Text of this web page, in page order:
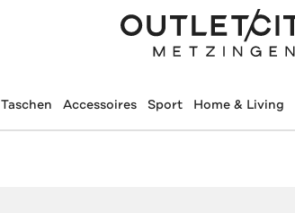
Taschen Accessoires Sport Home & Living